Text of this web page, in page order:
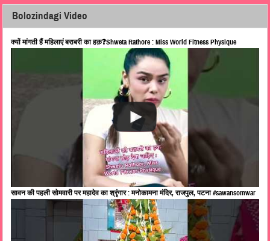
Bolozindagi Video
क्यों मांगती हैं महिलाएं बराबरी का हक़❓Shweta Rathore : Miss World Fitness Physique
सावन की पहली सोमवारी पर महादेव का श्रृंगार : मनोकामना मंदिर, राजपुल, पटना #sawansomwar